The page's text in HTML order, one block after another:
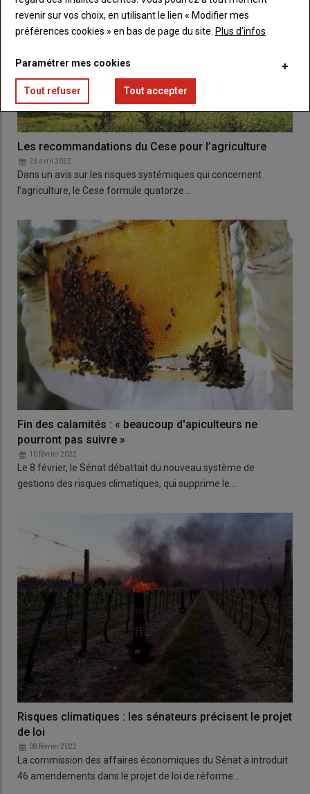
Les recommandations du Cese pour l’agriculture
23 avril 2022
Dans un avis sur les risques systémiques qui concernent
l’agriculture, le Cese formule quatorze…
Fin des calamités : « beaucoup d'apiculteurs ne
pourront pas suivre »
10 février 2022
Le 8 février, le Sénat débattait du nouveau système de
gestions des risques climatiques, qui supprime le…
Risques climatiques : les sénateurs précisent le projet
de loi
08 février 2022
La commission des affaires économiques du Sénat a introduit
46 amendements dans le projet de loi de réforme…
revenir sur vos choix, en utilisant le lien « Modifier mes
préférences cookies » en bas de page du site. Plus d'infos
Paramétrer mes cookies
Tout refuser Tout accepter